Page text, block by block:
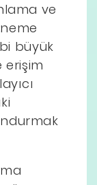
ve
büyük
erişim